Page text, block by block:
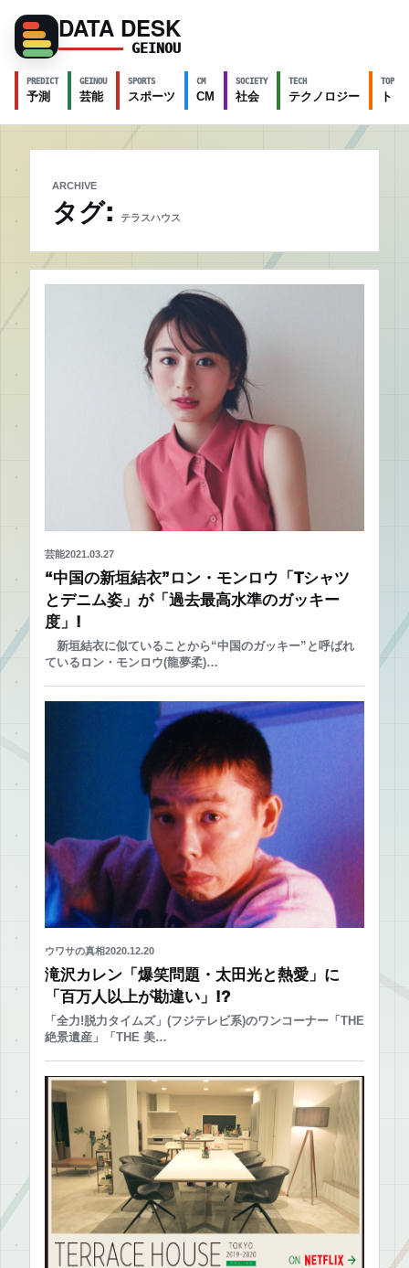
DATA DESK
GEINOU
PREDICT
予測
GEINOU
芸能
SPORTS
スポーツ
CM
CM
SOCIETY
社会
TECH
テクノロジー
TOPICS
ト
ARCHIVE
タグ: テラスハウス
芸能2021.03.27
“中国の新垣結衣”ロン・モンロウ「Tシャツ
とデニム姿」が「過去最高水準のガッキー
度」!
新垣結衣に似ていることから“中国のガッキー”と呼ばれ
ているロン・モンロウ(龍夢柔)…
ウワサの真相2020.12.20
滝沢カレン「爆笑問題・太田光と熱愛」に
「百万人以上が勘違い」!?
「全力!脱力タイムズ」(フジテレビ系)のワンコーナー「THE
絶景遺産」「THE 美…